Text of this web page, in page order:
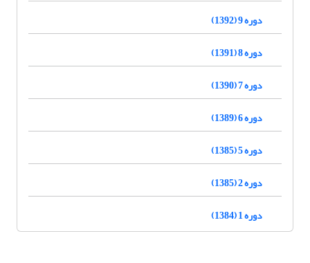
دوره 9 (1392)
دوره 8 (1391)
دوره 7 (1390)
دوره 6 (1389)
دوره 5 (1385)
دوره 2 (1385)
دوره 1 (1384)